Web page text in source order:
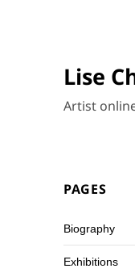
Lise
Artist
PAGES
Biography
Exhibitions